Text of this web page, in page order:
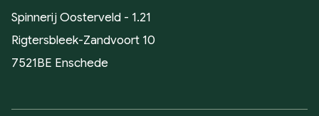
Spinnerij Oosterveld - 1.21
Rigtersbleek-Zandvoort 10
7521BE Enschede